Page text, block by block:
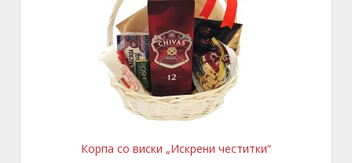
Корпа со виски „Искрени честитки“